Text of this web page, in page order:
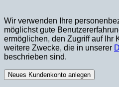
Wir verwenden Ihre
möglichst gute
ermöglichen, den Zugriff auf Ihr
weitere Zwecke, die in unserer
beschrieben sind.
Neues Kundenkonto anlegen